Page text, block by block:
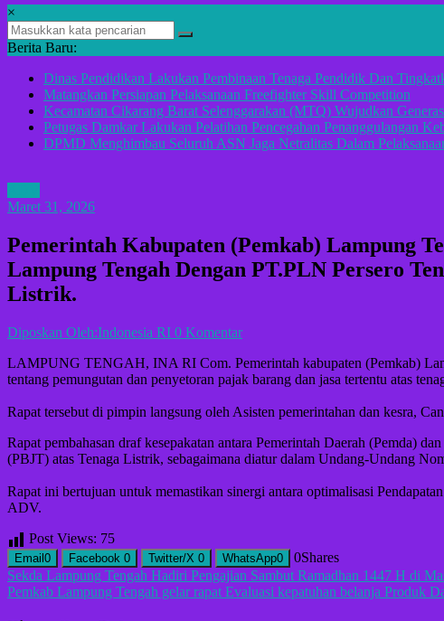
×
Berita Baru:
Dinas Pendidikan Lakukan Pembinaan Tenaga Pendidik Dan
Matangkan Persiapan Pelaksanaan Freefighter Skill Competition
Kecamatan Cikarang Barat Selenggarakan (MTQ) Wujudkan
Petugas Damkar Lakukan Pelatihan Pencegahan Penanggulangan
DPMD Menghimbau Seluruh ASN Jaga Netralitas Dalam
Maret 31, 2026
Pemerintah Kabupaten (Pemkab) Lampung
Lampung Tengah Dengan PT.PLN Persero
Listrik.
Diposkan Oleh:Indonesia RI 0 Komentar
LAMPUNG TENGAH, INA RI Com. Pemerintah kabupaten (Pemkab)
tentang pemungutan dan penyetoran pajak barang dan jasa tertentu atas
Rapat tersebut di pimpin langsung oleh Asisten pemerintahan dan kesra,
Rapat pembahasan draf kesepakatan antara Pemerintah Daerah (Pemda)
(PBJT) atas Tenaga Listrik, sebagaimana diatur dalam Undang-Undang
Rapat ini bertujuan untuk memastikan sinergi antara optimalisasi
ADV.
Post Views: 75
Email 0 Facebook 0 Twitter/X 0 WhatsApp0 0Shares
Navigasi
pos
Sekda Lampung Tengah Hadiri Pengajian Sambut Ramadhan 1447 H di
Pemkab Lampung Tengah gelar rapat Evaluasi kepatuhan belanja